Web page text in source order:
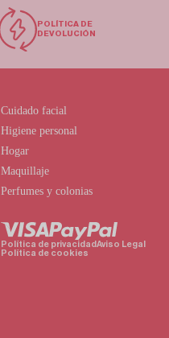
POLÍTICA DE
DEVOLUCIÓN
Cuidado facial
Higiene personal
Hogar
Maquillaje
Perfumes y colonias
Política de privacidadAviso Legal
Política de cookies